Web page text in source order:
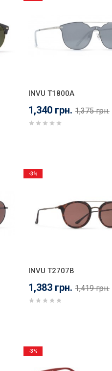
INVU T1800A
1,340 грн. 1,375 грн.
INVU T2707B
1,383 грн. 1,419 грн.
-3%
-3%